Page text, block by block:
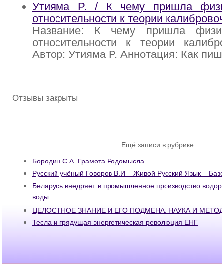
Утияма P. / К чему пришла
относительности к теории
Название: К чему пришла
относительности к теории
Автор: Утияма P. Аннотация: Как
Отзывы закрыты
Ещё записи в рубрике:
Бородин С.А. Грамота Родомысла.
Русский учёный Говоров В.И – Живой Русский Язык –
Беларусь внедряет в промышленное производство
воды.
ЦЕЛОСТНОЕ ЗНАНИЕ И ЕГО ПОДМЕНА. НАУКА И
Тесла и грядущая энергетическая революция ЕНГ